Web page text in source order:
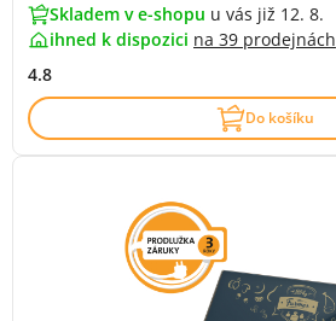
Skladem v e-shopu u vás již 12. 8.
ihned k dispozici na 39 prodejnách
4.8
Do košíku